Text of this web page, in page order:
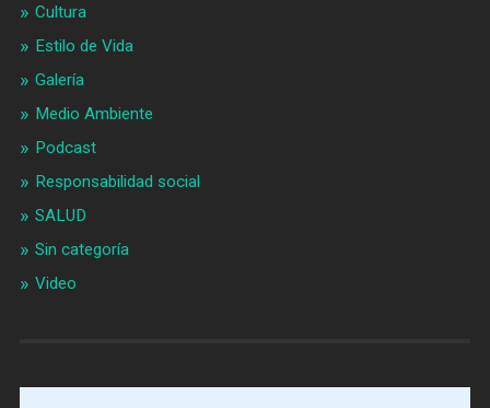
Cultura
Estilo de Vida
Galería
Medio Ambiente
Podcast
Responsabilidad social
SALUD
Sin categoría
Video